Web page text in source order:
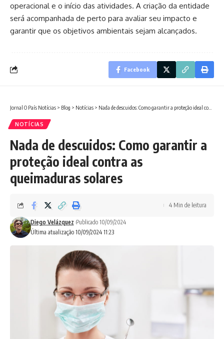
operacional e o início das atividades. A criação da entidade
será acompanhada de perto para avaliar seu impacto e
garantir que os objetivos ambientais sejam alcançados.
Facebook
Jornal O País Notícias > Blog > Notícias > Nada de descuidos: Como garantir a proteção ideal contra as queimaduras solares
NOTÍCIAS
Nada de descuidos: Como garantir a
proteção ideal contra as
queimaduras solares
Última atualização 10/09/2024 11:23
Diego Velázquez Publicado 10/09/2024
4 Min de leitura